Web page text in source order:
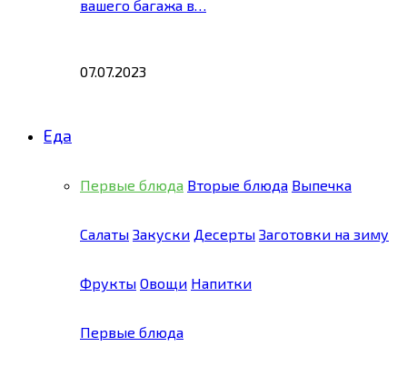
вашего багажа в…
07.07.2023
Еда
Первые блюда Вторые блюда Выпечка
Салаты Закуски Десерты Заготовки на зиму
Фрукты Овощи Напитки
Первые блюда